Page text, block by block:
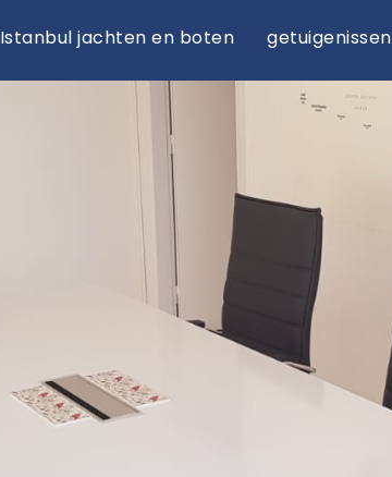
Istanbul jachten en boten getuigenissen